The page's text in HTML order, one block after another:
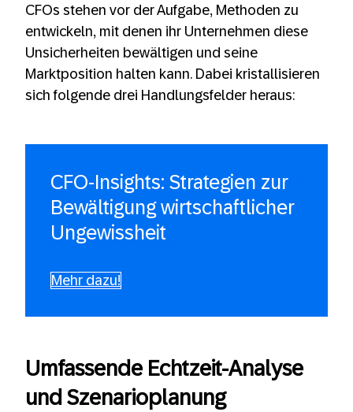
CFOs stehen vor der Aufgabe, Methoden zu
entwickeln, mit denen ihr Unternehmen diese
Unsicherheiten bewältigen und seine
Marktposition halten kann. Dabei kristallisieren
sich folgende drei Handlungsfelder heraus:
CFO-Insights: Strategien zur
Bewältigung wirtschaftlicher
Ungewissheit
Mehr dazu!
Umfassende Echtzeit-Analyse
und Szenarioplanung